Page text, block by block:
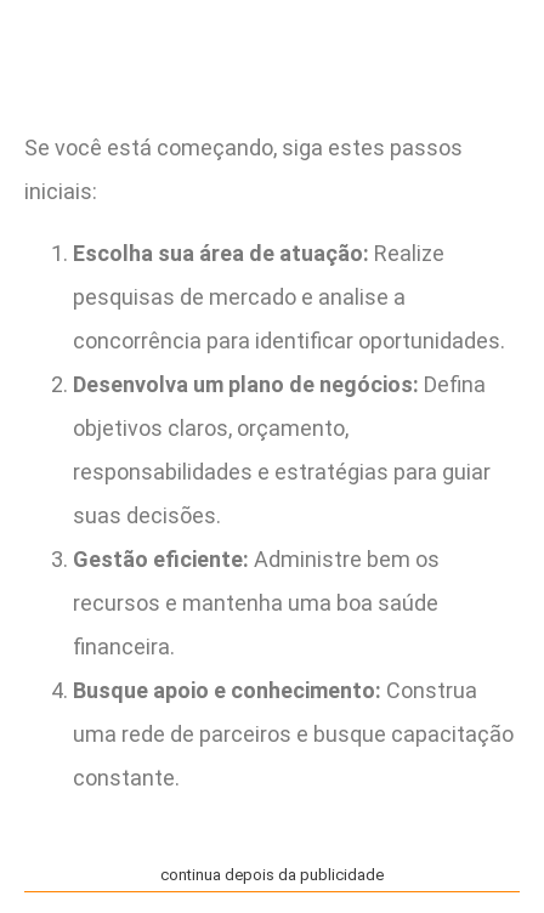
Se você está começando, siga estes passos
iniciais:
Escolha sua área de atuação: Realize
pesquisas de mercado e analise a
concorrência para identificar oportunidades.
Desenvolva um plano de negócios: Defina
objetivos claros, orçamento,
responsabilidades e estratégias para guiar
suas decisões.
Gestão eficiente: Administre bem os
recursos e mantenha uma boa saúde
financeira.
Busque apoio e conhecimento: Construa
uma rede de parceiros e busque capacitação
constante.
continua depois da publicidade